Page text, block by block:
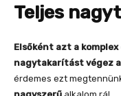
Teljes
Elsőként azt a
nagytakarítást végez
érdemes ezt